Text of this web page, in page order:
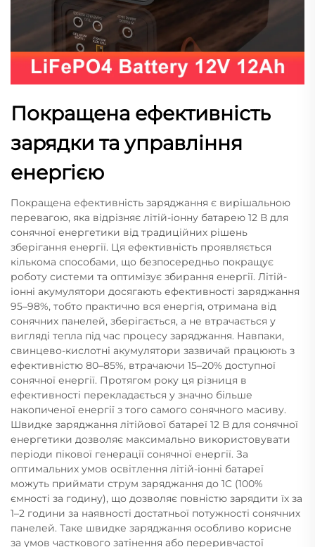
Покращена ефективність
зарядки та управління
енергією
Покращена ефективність заряджання є вирішальною
перевагою, яка відрізняє літій-іонну батарею 12 В для
сонячної енергетики від традиційних рішень
зберігання енергії. Ця ефективність проявляється
кількома способами, що безпосередньо покращує
роботу системи та оптимізує збирання енергії. Літій-
іонні акумулятори досягають ефективності заряджання
95–98%, тобто практично вся енергія, отримана від
сонячних панелей, зберігається, а не втрачається у
вигляді тепла під час процесу заряджання. Навпаки,
свинцево-кислотні акумулятори зазвичай працюють з
ефективністю 80–85%, втрачаючи 15–20% доступної
сонячної енергії. Протягом року ця різниця в
ефективності перекладається у значно більше
накопиченої енергії з того самого сонячного масиву.
Швидке заряджання літійової батареї 12 В для сонячної
енергетики дозволяє максимально використовувати
періоди пікової генерації сонячної енергії. За
оптимальних умов освітлення літій-іонні батареї
можуть приймати струм заряджання до 1C (100%
ємності за годину), що дозволяє повністю зарядити їх за
1–2 години за наявності достатньої потужності сонячних
панелей. Таке швидке заряджання особливо корисне
за умов часткового затінення або переривчастої